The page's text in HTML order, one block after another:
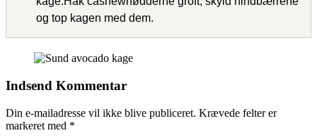
og top kagen med dem.
Indsend Kommentar
Din e-mailadresse vil ikke blive publiceret. Krævede felter er
markeret med *